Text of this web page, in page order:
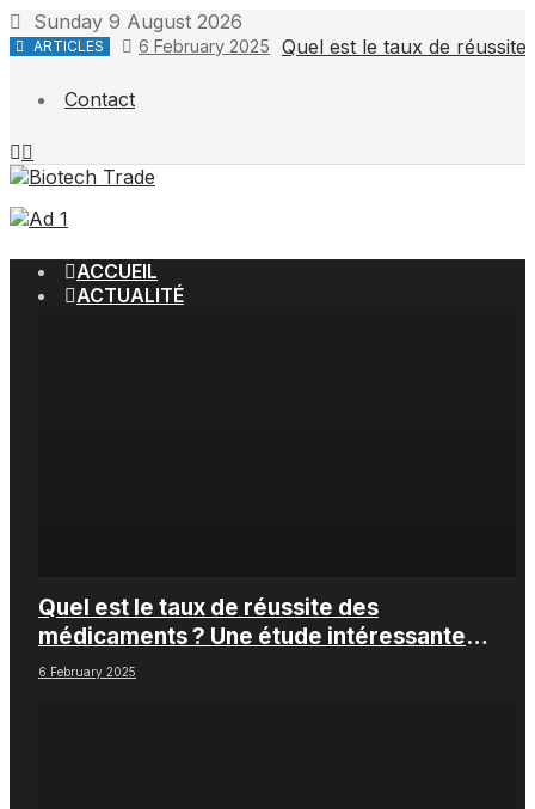
Skip
to
Sunday 9 August 2026
ARTICLES 6 February 2025 Quel est le taux de
Contact
ACCUEIL
ACTUALITÉ
Quel est le taux de réussite des
médicaments ? Une étude intéressante
chez les Big Pharmas
6 February 2025